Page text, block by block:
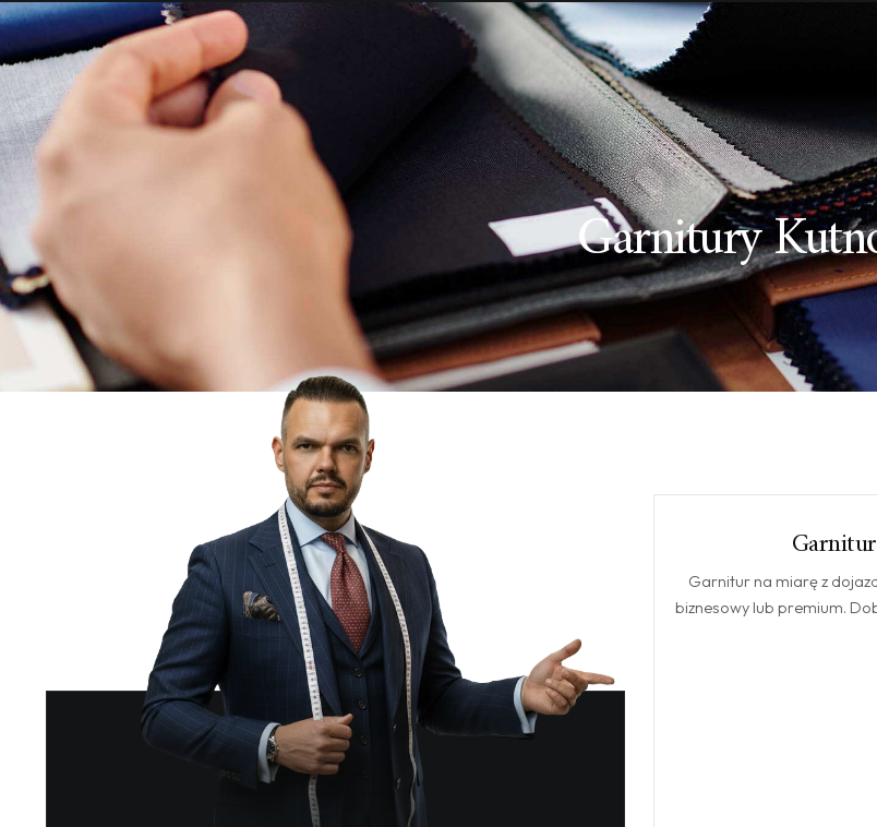
Garnitury
Garnitur na miarę z
biznesowy lub premium.